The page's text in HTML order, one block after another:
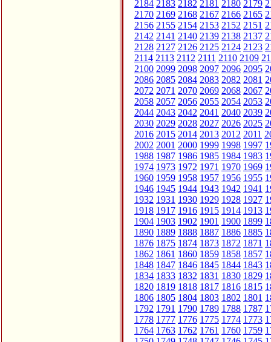
2184 2183 2182 2181 2180 2179
2170 2169 2168 2167 2166 2165
2156 2155 2154 2153 2152 2151
2142 2141 2140 2139 2138 2137
2128 2127 2126 2125 2124 2123
2114 2113 2112 2111 2110 2109
2100 2099 2098 2097 2096 2095
2086 2085 2084 2083 2082 2081
2072 2071 2070 2069 2068 2067
2058 2057 2056 2055 2054 2053
2044 2043 2042 2041 2040 2039
2030 2029 2028 2027 2026 2025
2016 2015 2014 2013 2012 2011
2002 2001 2000 1999 1998 1997
1988 1987 1986 1985 1984 1983
1974 1973 1972 1971 1970 1969
1960 1959 1958 1957 1956 1955
1946 1945 1944 1943 1942 1941
1932 1931 1930 1929 1928 1927
1918 1917 1916 1915 1914 1913
1904 1903 1902 1901 1900 1899
1890 1889 1888 1887 1886 1885
1876 1875 1874 1873 1872 1871
1862 1861 1860 1859 1858 1857
1848 1847 1846 1845 1844 1843
1834 1833 1832 1831 1830 1829
1820 1819 1818 1817 1816 1815
1806 1805 1804 1803 1802 1801
1792 1791 1790 1789 1788 1787
1778 1777 1776 1775 1774 1773
1764 1763 1762 1761 1760 1759